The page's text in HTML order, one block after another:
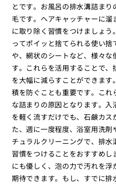
とです。お風呂の排水溝詰ま
毛です。ヘアキャッチャーに
に取り除く習慣をつけましょ
ってポイッと捨てられる使い
や、網状のシートなど、様々
す。これらを活用することで
を大幅に減らすことができま
積を防ぐことも重要です。こ
な詰まりの原因となります。
を軽く流すだけでも、石鹸カ
た、週に一度程度、浴室用洗
チュラルクリーニングで、排
習慣をつけることをおすすめ
にも優しく、泡の力で汚れを
期待できます。もし、すでに